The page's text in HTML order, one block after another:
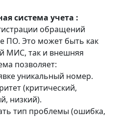
система учета :
обращений
ПО. Это может быть как
МИС, так и внешняя
позволяет:
уникальный номер.
(критический,
низкий).
тип проблемы (ошибка,